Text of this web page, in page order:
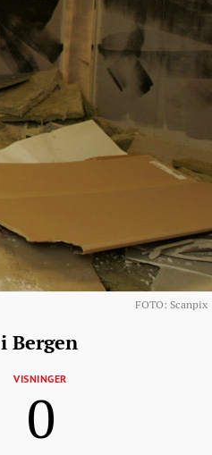
FOTO: Scanpix
Bergen
VISNINGER
0